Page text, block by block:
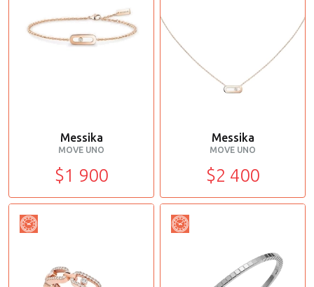
Messika
MOVE UNO
$1 900
Messika
MOVE UNO
$2 400